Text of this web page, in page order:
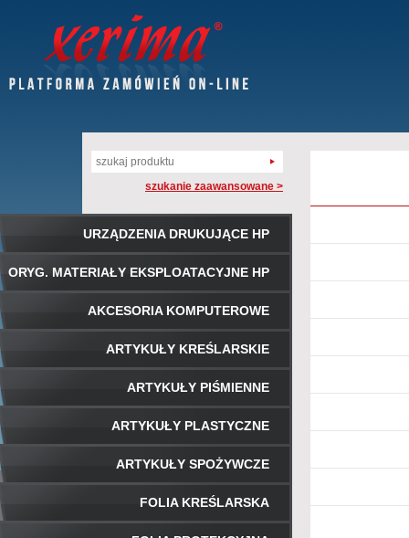
szukanie zaawansowane >
URZĄDZENIA DRUKUJĄCE HP
ORYG. MATERIAŁY EKSPLOATACYJNE HP
AKCESORIA KOMPUTEROWE
ARTYKUŁY KREŚLARSKIE
ARTYKUŁY PIŚMIENNE
ARTYKUŁY PLASTYCZNE
ARTYKUŁY SPOŻYWCZE
FOLIA KREŚLARSKA